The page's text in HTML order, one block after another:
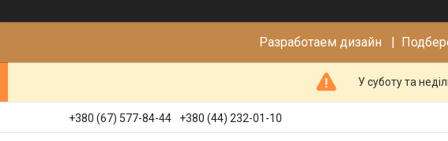
Разработаем дизайн |
У суботу та
+380 (67) 577-84-44 +380 (44) 232-01-10